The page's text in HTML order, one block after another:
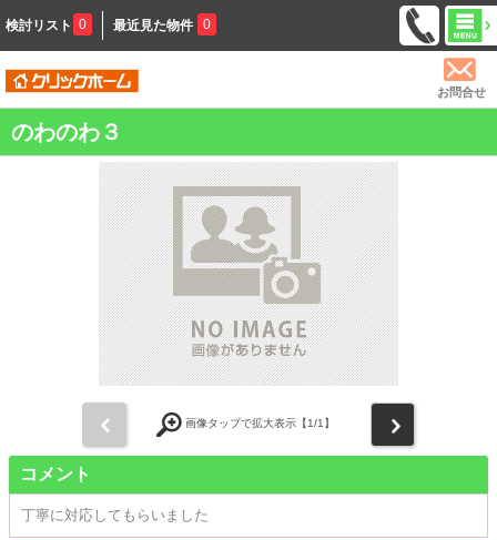
検討リスト 0 最近見た物件 0
お問合せ
のわのわ３
画像タップで拡大表示【1/1】
コメント
丁寧に対応してもらいました